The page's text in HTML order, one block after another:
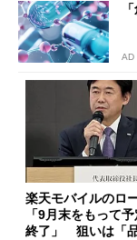
AD
楽天モバイルのロ
「9月末をもって
終了」 狙いは「